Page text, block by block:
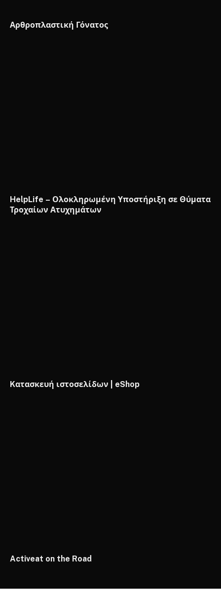
Αρθροπλαστική Γόνατος
HelpLife – Ολοκληρωμένη Υποστήριξη σε Θύματα
Τροχαίων Ατυχημάτων
Kατασκευή ιστοσελίδων | eShop
Activeat on the Road